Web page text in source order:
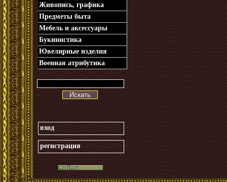
Живопись, графика
Предметы быта
Мебель и аксессуары
Букинистика
Ювелирные изделия
Военная атрибутика
Искать
вход
регистрация